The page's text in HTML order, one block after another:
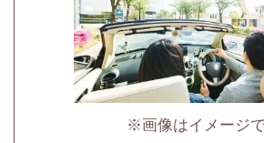
※画像はイメージ